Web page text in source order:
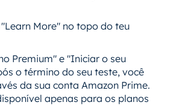
More" no topo do teu
Premium" e "Iniciar o seu
o término do seu teste, você
da sua conta Amazon Prime.
apenas para os planos